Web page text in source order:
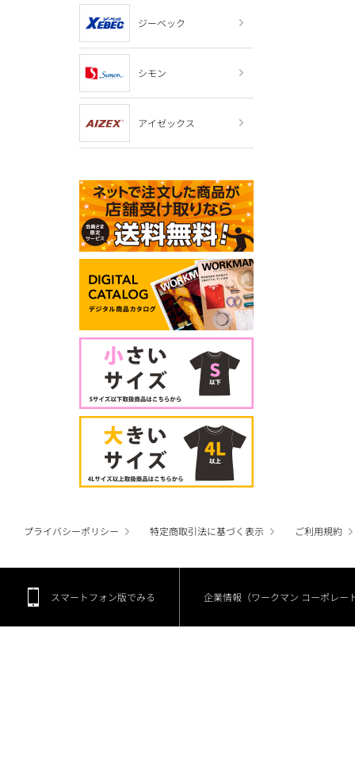
ジーベック
シモン
アイゼックス
プライバシーポリシー 特定商取引法に基づく表示 ご利用規約
スマートフォン版でみる 企業情報（ワークマン コーポレー